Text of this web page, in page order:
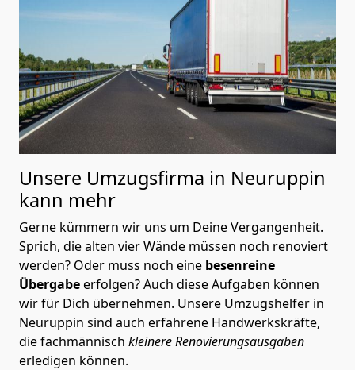
Unsere Umzugsfirma in Neuruppin
kann mehr
Gerne kümmern wir uns um Deine Vergangenheit.
Sprich, die alten vier Wände müssen noch renoviert
werden? Oder muss noch eine besenreine
Übergabeerfolgen? Auch diese Aufgaben können
wir für Dich übernehmen. Unsere Umzugshelfer in
Neuruppin sind auch erfahrene Handwerkskräfte,
die fachmännisch kleinere Renovierungsausgaben
erledigen können.